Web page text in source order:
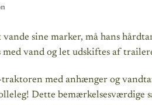
sine marker, må hans
vand og let udskiftes af
med anhænger og
Dette bemærkelsesværdige